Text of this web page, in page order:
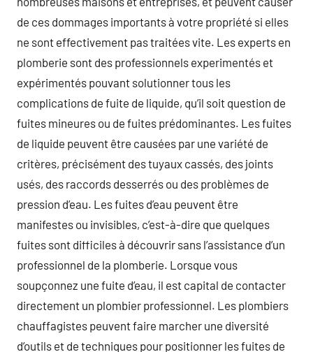
de ces dommages importants à votre propriété si elles
ne sont effectivement pas traitées vite. Les experts en
plomberie sont des professionnels experimentés et
expérimentés pouvant solutionner tous les
complications de fuite de liquide, qu’il soit question de
fuites mineures ou de fuites prédominantes. Les fuites
de liquide peuvent être causées par une variété de
critères, précisément des tuyaux cassés, des joints
usés, des raccords desserrés ou des problèmes de
pression d’eau. Les fuites d’eau peuvent être
manifestes ou invisibles, c’est-à-dire que quelques
fuites sont difficiles à découvrir sans l’assistance d’un
professionnel de la plomberie. Lorsque vous
soupçonnez une fuite d’eau, il est capital de contacter
directement un plombier professionnel. Les plombiers
chauffagistes peuvent faire marcher une diversité
d’outils et de techniques pour positionner les fuites de